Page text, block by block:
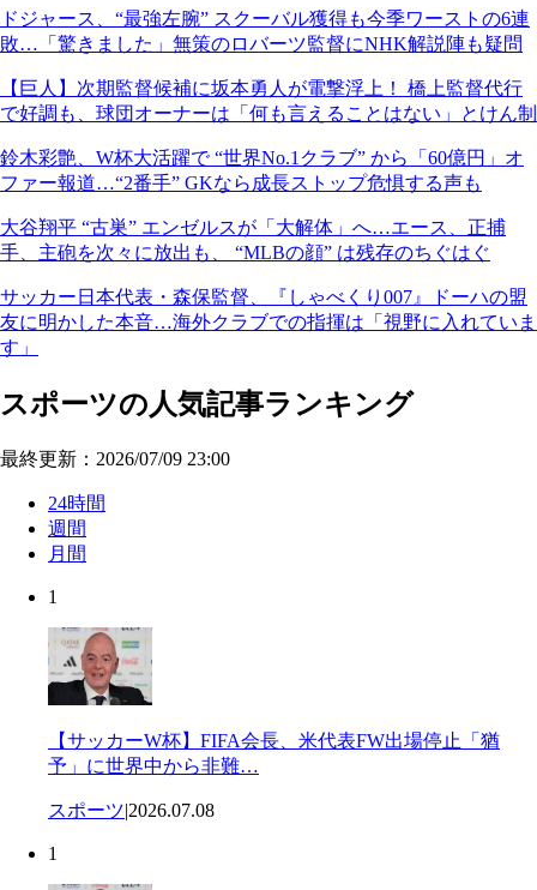
ドジャース、“最強左腕” スクーバル獲得も今季ワーストの6連
敗…「驚きました」無策のロバーツ監督にNHK解説陣も疑問
【巨人】次期監督候補に坂本勇人が電撃浮上！ 橋上監督代行
で好調も、球団オーナーは「何も言えることはない」とけん制
鈴木彩艶、W杯大活躍で “世界No.1クラブ” から「60億円」オ
ファー報道…“2番手” GKなら成長ストップ危惧する声も
大谷翔平 “古巣” エンゼルスが「大解体」へ…エース、正捕
手、主砲を次々に放出も、 “MLBの顔” は残存のちぐはぐ
サッカー日本代表・森保監督、『しゃべくり007』ドーハの盟
友に明かした本音…海外クラブでの指揮は「視野に入れていま
す」
スポーツの人気記事ランキング
最終更新：2026/07/09 23:00
24時間
週間
月間
1
【サッカーW杯】FIFA会長、米代表FW出場停止「猶
予」に世界中から非難…
スポーツ|2026.07.08
1